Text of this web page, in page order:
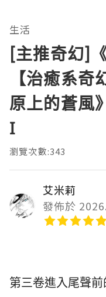
生活
[主推奇幻]
【治癒系
原上的蒼風
I
瀏覽次數:343
艾米莉
發佈於
第三卷進入尾聲前